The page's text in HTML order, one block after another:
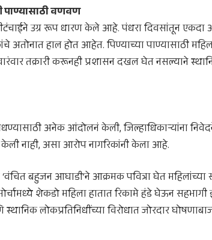
पाण्यासाठी वणवण
उग्र रूप धारण केले आहे. पंधरा दिवसांतून एकदा
अतोनात हाल होत आहेत. पिण्याच्या पाण्यासाठी
तक्रारी करूनही प्रशासन दखल घेत नसल्याने
अनेक आंदोलनं केली, जिल्हाधिकाऱ्यांना
नाही, असा आरोप नागरिकांनी केला आहे.
बहुजन आघाडी’ने आक्रमक पवित्रा घेत महिलांच्या
शेकडो महिला हातात रिकामे हंडे घेऊन सहभागी
लोकप्रतिनिधींच्या विरोधात जोरदार